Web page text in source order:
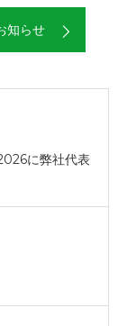
知らせ
に弊社代表